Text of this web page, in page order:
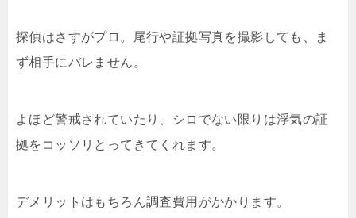
探偵はさすがプロ。尾行や証拠写真を撮影しても、ま
ず相手にバレません。
よほど警戒されていたり、シロでない限りは浮気の証
拠をコッソリとってきてくれます。
デメリットはもちろん調査費用がかかります。